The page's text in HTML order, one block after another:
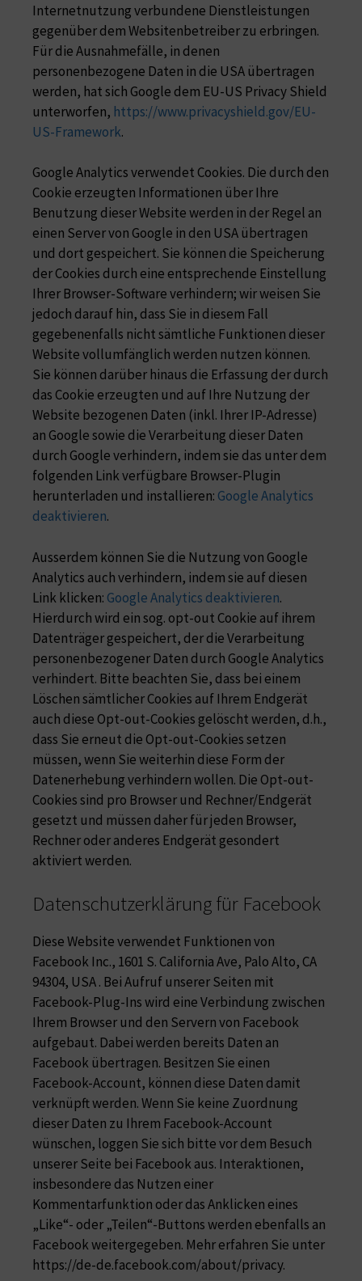
Internetnutzung verbundene Dienstleistungen
gegenüber dem Websitenbetreiber zu erbringen.
Für die Ausnahmefälle, in denen
personenbezogene Daten in die USA übertragen
werden, hat sich Google dem EU-US Privacy Shield
unterworfen, https://www.privacyshield.gov/EU-
US-Framework.
Google Analytics verwendet Cookies. Die durch den
Cookie erzeugten Informationen über Ihre
Benutzung dieser Website werden in der Regel an
einen Server von Google in den USA übertragen
und dort gespeichert. Sie können die Speicherung
der Cookies durch eine entsprechende Einstellung
Ihrer Browser-Software verhindern; wir weisen Sie
jedoch darauf hin, dass Sie in diesem Fall
gegebenenfalls nicht sämtliche Funktionen dieser
Website vollumfänglich werden nutzen können.
Sie können darüber hinaus die Erfassung der durch
das Cookie erzeugten und auf Ihre Nutzung der
Website bezogenen Daten (inkl. Ihrer IP-Adresse)
an Google sowie die Verarbeitung dieser Daten
durch Google verhindern, indem sie das unter dem
folgenden Link verfügbare Browser-Plugin
herunterladen und installieren: Google Analytics
deaktivieren.
Ausserdem können Sie die Nutzung von Google
Analytics auch verhindern, indem sie auf diesen
Link klicken: Google Analytics deaktivieren.
Hierdurch wird ein sog. opt-out Cookie auf ihrem
Datenträger gespeichert, der die Verarbeitung
personenbezogener Daten durch Google Analytics
verhindert. Bitte beachten Sie, dass bei einem
Löschen sämtlicher Cookies auf Ihrem Endgerät
auch diese Opt-out-Cookies gelöscht werden, d.h.,
dass Sie erneut die Opt-out-Cookies setzen
müssen, wenn Sie weiterhin diese Form der
Datenerhebung verhindern wollen. Die Opt-out-
Cookies sind pro Browser und Rechner/Endgerät
gesetzt und müssen daher für jeden Browser,
Rechner oder anderes Endgerät gesondert
aktiviert werden.
Datenschutzerklärung für Facebook
Diese Website verwendet Funktionen von
Facebook Inc., 1601 S. California Ave, Palo Alto, CA
94304, USA . Bei Aufruf unserer Seiten mit
Facebook-Plug-Ins wird eine Verbindung zwischen
Ihrem Browser und den Servern von Facebook
aufgebaut. Dabei werden bereits Daten an
Facebook übertragen. Besitzen Sie einen
Facebook-Account, können diese Daten damit
verknüpft werden. Wenn Sie keine Zuordnung
dieser Daten zu Ihrem Facebook-Account
wünschen, loggen Sie sich bitte vor dem Besuch
unserer Seite bei Facebook aus. Interaktionen,
insbesondere das Nutzen einer
Kommentarfunktion oder das Anklicken eines
„Like“- oder „Teilen“-Buttons werden ebenfalls an
Facebook weitergegeben. Mehr erfahren Sie unter
https://de-de.facebook.com/about/privacy.